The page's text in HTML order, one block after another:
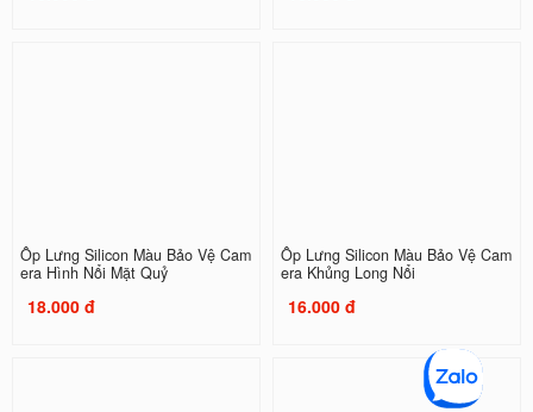
Ốp Lưng Silicon Màu Bảo Vệ Cam
era Hình Nổi Mặt Quỷ
18.000 đ
Ốp Lưng Silicon Màu Bảo Vệ Cam
era Khủng Long Nổi
16.000 đ